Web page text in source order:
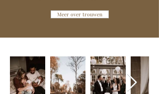
Meer over trouwen